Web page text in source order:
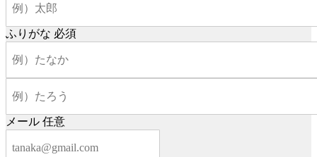
ふりがな 必須
メール 任意